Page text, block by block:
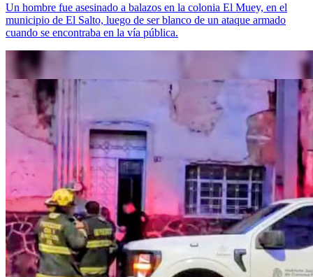
Un hombre fue asesinado a balazos en la colonia El Muey, en el
municipio de El Salto, luego de ser blanco de un ataque armado
cuando se encontraba en la vía pública.